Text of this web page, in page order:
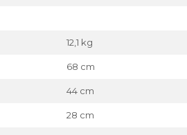
12,1 kg
68 cm
44 cm
28 cm